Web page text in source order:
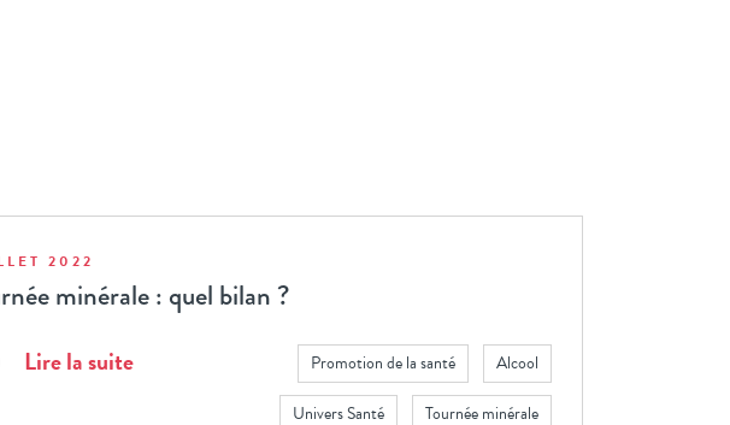
2022
minérale : quel bilan ?
Alcool
Promotion de la santé
Tournée minérale
Univers Santé
Lire la suite